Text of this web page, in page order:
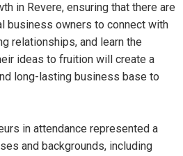
in Revere, ensuring that there are
business owners to connect with
relationships, and learn the
ideas to fruition will create a
long-lasting business base to
in attendance represented a
and backgrounds, including